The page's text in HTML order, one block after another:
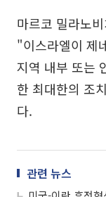
마르코 밀라노
"이스라엘이 제
지역 내부 또는
한 최대한의 조
다.
관련 뉴스